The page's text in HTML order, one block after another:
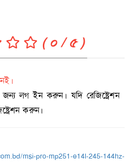
( ০ / ৫ )
লগ ইন করুন। যদি রেজিষ্ট্রেশন
করুন।